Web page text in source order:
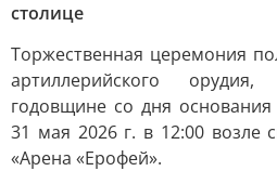
столице
Торжественная церемония
артиллерийского
годовщине со дня основания
31 мая 2026 г. в 12:00 возле
«Арена «Ерофей».